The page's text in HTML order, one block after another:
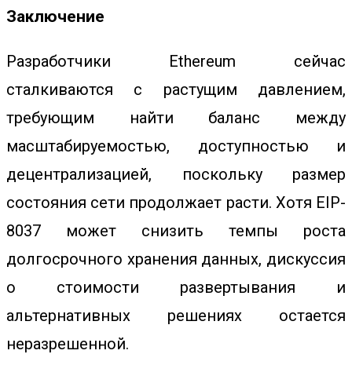
Заключение
Разработчики Ethereum сейчас
сталкиваются с растущим давлением,
требующим найти баланс между
масштабируемостью, доступностью и
децентрализацией, поскольку размер
состояния сети продолжает расти. Хотя EIP-
8037 может снизить темпы роста
долгосрочного хранения данных, дискуссия
о стоимости развертывания и
альтернативных решениях остается
неразрешенной.